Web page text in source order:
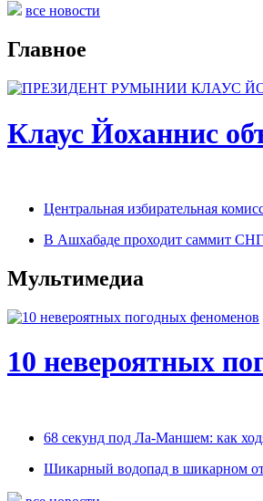
все новости
Главное
Клаус Йоханнис
Центральная избирательная
В Ашхабаде проходит саммит СНГ
Мультимедиа
10 невероятных
68 секунд под Ла-Маншем: как
Шикарный водопад в шикарном